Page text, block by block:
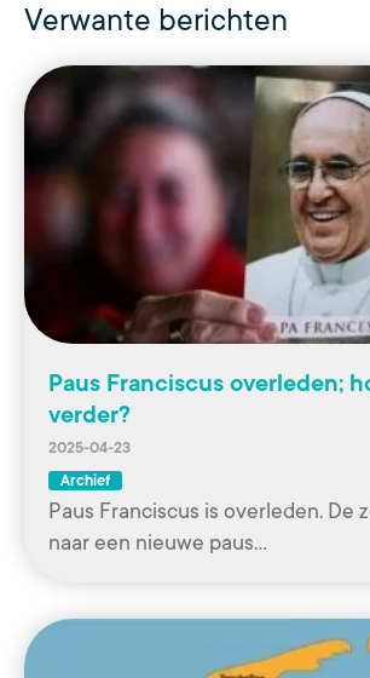
Verwante berichten
Paus Franciscus overleden;
verder?
2025-04-23
Archief
Paus Franciscus is overleden. De
naar een nieuwe paus…